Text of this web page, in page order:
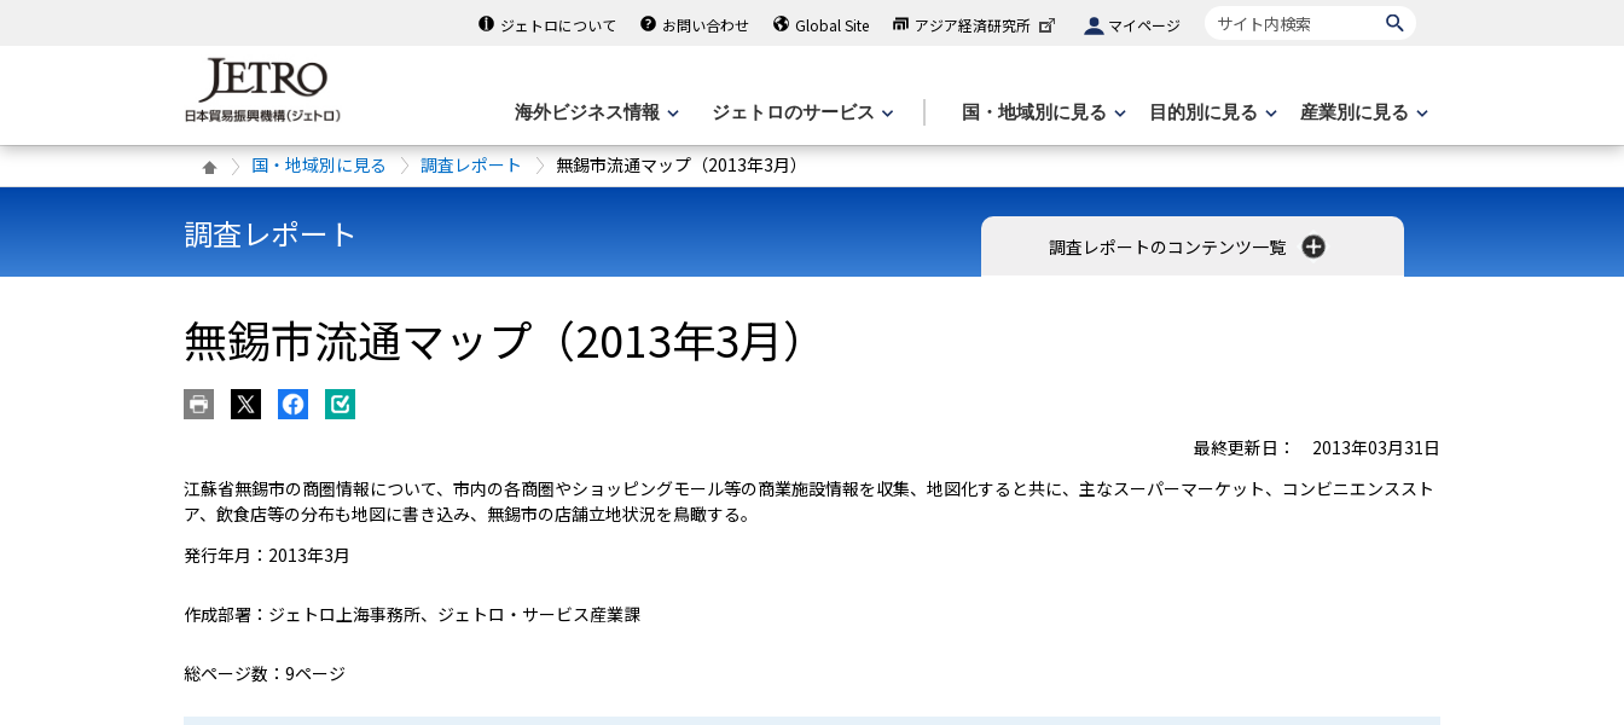
ジェトロについて お問い合わせ Global Site アジア経済研究所 マイページ サイト内検索
海外ビジネス情報 ジェトロのサービス 国・地域別に見る 目的別に見る 産業別に見る
国・地域別に見る 調査レポート 無錫市流通マップ（2013年3月）
調査レポート 調査レポートのコンテンツ一覧
無錫市流通マップ（2013年3月）
最終更新日： 2013年03月31日
江蘇省無錫市の商圏情報について、市内の各商圏やショッピングモール等の商業施設情報を収集、地図化すると共に、主なスーパーマーケット、コンビニエンススト
ア、飲食店等の分布も地図に書き込み、無錫市の店舗立地状況を鳥瞰する。
発行年月：2013年3月
作成部署：ジェトロ上海事務所、ジェトロ・サービス産業課
総ページ数：9ページ